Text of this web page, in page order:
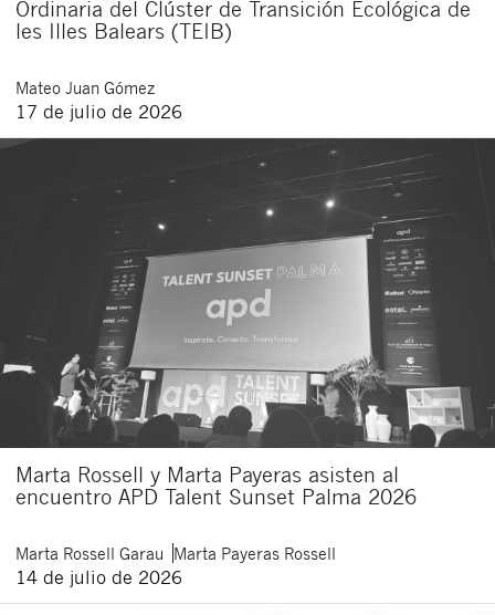
Ordinaria del Clúster de Transición Ecológica de
les Illes Balears (TEIB)
Mateo Juan Gómez
17 de julio de 2026
Marta Rossell y Marta Payeras asisten al
encuentro APD Talent Sunset Palma 2026
Marta Rossell Garau Marta Payeras Rossell
14 de julio de 2026